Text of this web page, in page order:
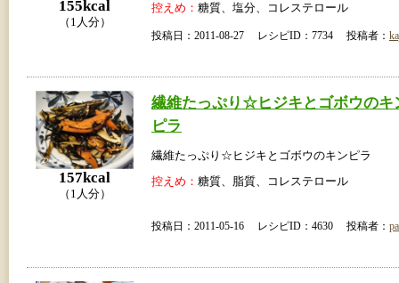
155kcal
（1人分）
控えめ： 糖質、塩分、コレステロール
投稿日：2011-08-27 レシピID：7734 投稿者：
157kcal
（1人分）
繊維たっぷり☆ヒジキとゴボウのキ
ピラ
繊維たっぷり☆ヒジキとゴボウのキンピラ
控えめ： 糖質、脂質、コレステロール
投稿日：2011-05-16 レシピID：4630 投稿者：